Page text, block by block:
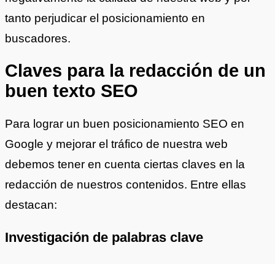
tanto perjudicar el posicionamiento en
buscadores.
Claves para la redacción de un
buen texto SEO
Para lograr un buen posicionamiento SEO en
Google y mejorar el tráfico de nuestra web
debemos tener en cuenta ciertas claves en la
redacción de nuestros contenidos. Entre ellas
destacan:
Investigación de palabras clave